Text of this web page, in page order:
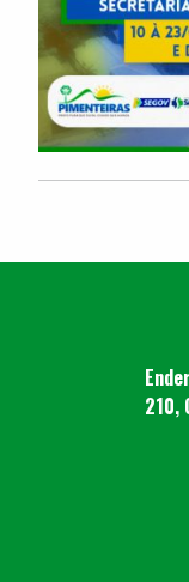
210,